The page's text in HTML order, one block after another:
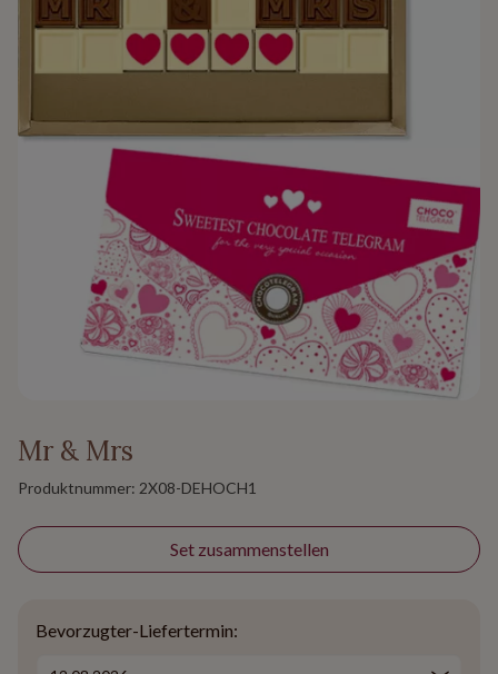
Mr & Mrs
Produktnummer: 2X08-DEHOCH1
Set zusammenstellen
Bevorzugter-Liefertermin: